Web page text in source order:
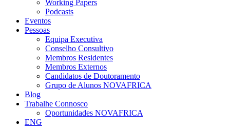
Working Papers
Podcasts
Eventos
Pessoas
Equipa Executiva
Conselho Consultivo
Membros Residentes
Membros Externos
Candidatos de Doutoramento
Grupo de Alunos NOVAFRICA
Blog
Trabalhe Connosco
Oportunidades NOVAFRICA
ENG